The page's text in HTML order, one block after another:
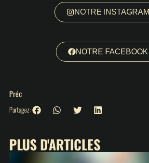
NOTRE INSTAGRAM
NOTRE FACEBOOK
Préc
Partagez:
PLUS D'ARTICLES